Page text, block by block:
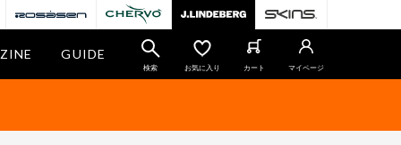
GUIDE
検索 お気に入り カート マイページ